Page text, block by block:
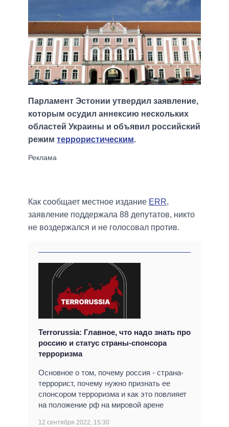
Парламент Эстонии утвердил заявление,
которым осудил аннексию нескольких
областей Украины и объявил российский
режим террористическим.
Как сообщает местное издание ERR,
заявление поддержала 88 депутатов, никто
не воздержался и не голосовал против.
Terrorussia: Главное, что надо знать про
россию и статус страны-спонсора
терроризма
Основное о том, почему россия - страна-
террорист, почему нужно признать ее
спонсором терроризма и как это повлияет
на положение рф на мировой арене
12 сентября 2022, 15:30